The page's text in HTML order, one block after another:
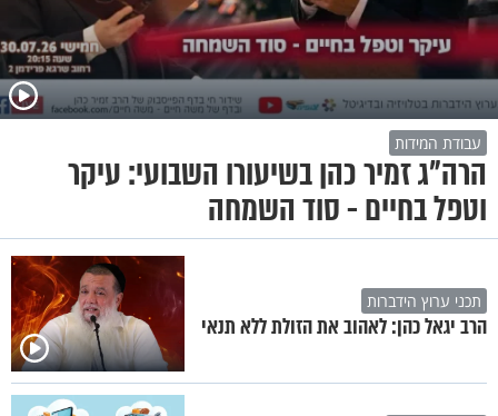
עבודת המידות
הרה"ג זמיר כהן בשיעורו השבועי: עיקר
וטפל בחיים - סוד השמחה
תכני ערוץ הידברות
הרב יגאל כהן: לאהוב את הזולת ללא תנאי